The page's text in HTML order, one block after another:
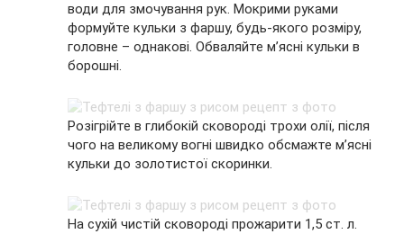
води для змочування рук. Мокрими руками
формуйте кульки з фаршу, будь-якого розміру,
головне – однакові. Обваляйте м’ясні кульки в
борошні.
Розігрійте в глибокій сковороді трохи олії, після
чого на великому вогні швидко обсмажте м’ясні
кульки до золотистої скоринки.
На сухій чистій сковороді прожарити 1,5 ст. л.